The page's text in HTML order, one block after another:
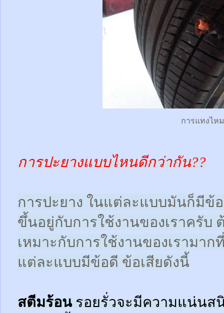
การแทงไหม
การปะยางแบบไหนดีกว่ากัน??
การปะยาง ในแต่ละแบบมันก็มีข้
ขึ้นอยู่กับการใช้งานของเราครับ
เหมาะกับการใช้งานของเรามา
แต่ละแบบมีข้อดี ข้อเสียดังนี้
สตีมร้อนรอยรั่วจะมีความแน่นส